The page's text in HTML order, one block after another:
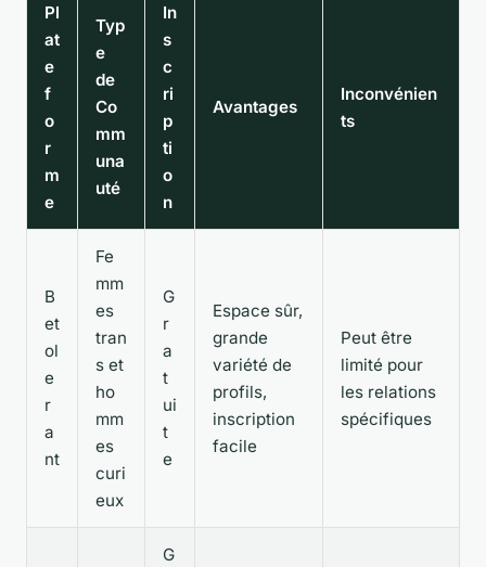
Pl
at
e
f
o
r
m
e
Typ
e
de
Co
mm
una
uté
In
s
c
ri
p
ti
o
n
Avantages
Inconvénien
ts
B
et
ol
e
r
a
nt
Fe
mm
es
tran
s et
ho
mm
es
curi
eux
G
r
a
t
ui
t
e
Espace sûr,
grande
variété de
profils,
inscription
facile
Peut être
limité pour
les relations
spécifiques
G